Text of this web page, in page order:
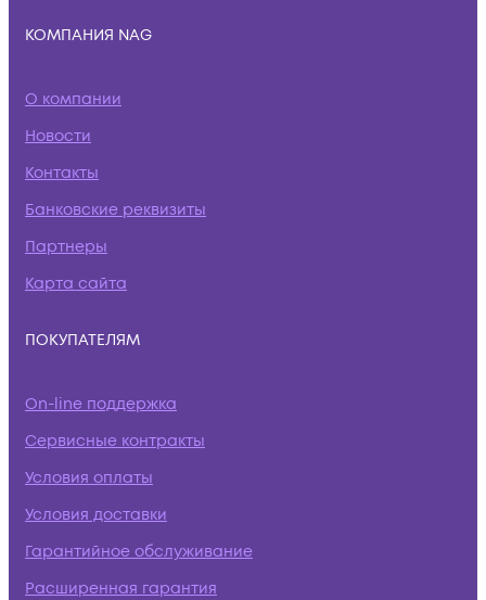
КОМПАНИЯ NAG
О компании
Новости
Контакты
Банковские реквизиты
Партнеры
Карта сайта
ПОКУПАТЕЛЯМ
On-line поддержка
Сервисные контракты
Условия оплаты
Условия доставки
Гарантийное обслуживание
Расширенная гарантия